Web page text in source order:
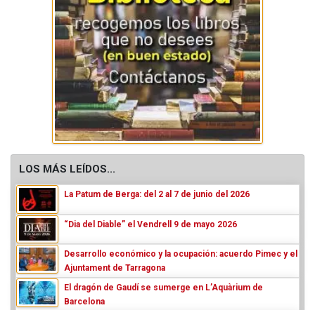
LOS MÁS LEÍDOS...
La Patum de Berga: del 2 al 7 de junio del 2026
“Dia del Diable” el Vendrell 9 de mayo 2026
Desarrollo económico y la ocupación: acuerdo Pimec y el
Ajuntament de Tarragona
El dragón de Gaudí se sumerge en L’Aquàrium de
Barcelona